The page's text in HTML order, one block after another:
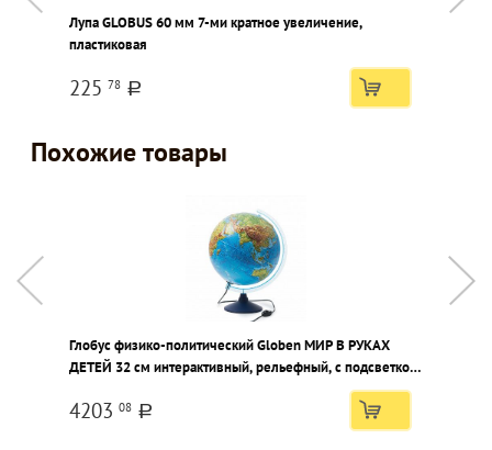
Лупа GLOBUS 60 мм 7-ми кратное увеличение,
пластиковая
225 78 a
Похожие товары
Глобус физико-политический Globen МИР В РУКАХ
ДЕТЕЙ 32 см интерактивный, рельефный, с подсветкой
4203 08 a